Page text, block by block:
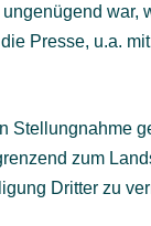
war,
Presse, u.a.
Stellungnahme
zum
Dritter zu